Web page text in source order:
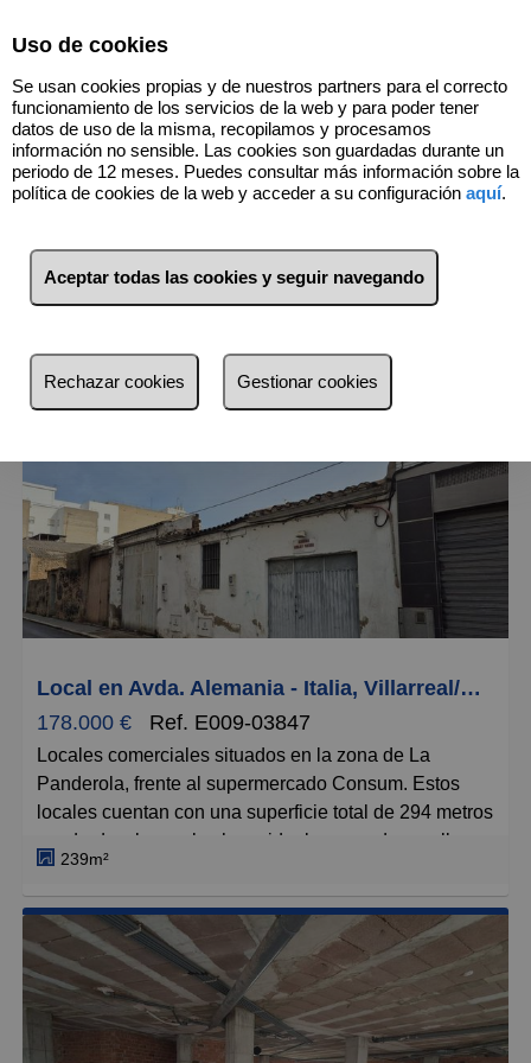
8 Inmuebles Villarreal/Vila/Real
(Castellón)
Lista Mapa Filtros
Menos reciente
Caros
Pequeños
Grandes
Local en Avda. Alemania - Italia, Villarreal/Vila-Real
178.000 €
Ref. E009-03847
Locales comerciales situados en la zona de La
Panderola, frente al supermercado Consum. Estos
locales cuentan con una superficie total de 294 metros
cuadrados, lo que los hace ideales para desarrollar
cualquier tipo de actividad comercial o incluso como
una posible inversión para la construcción de
viviendas. Están ubicados a tan solo 400 metros del
centro, lo que les otorga una excelente visibilidad y
accesibilidad. Además, se encuentran cerca de todo
tipo de servicios como colegios, supermercados y
más, lo que aumenta su atractivo tanto para negocios
239m²
Uso de cookies
Se usan cookies propias y de nuestros partners para el correcto
funcionamiento de los servicios de la web y para poder tener
datos de uso de la misma, recopilamos y procesamos
información no sensible. Las cookies son guardadas durante un
periodo de 12 meses. Puedes consultar más información sobre la
política de cookies de la web y acceder a su configuración aquí.
Aceptar todas las cookies y seguir navegando
Rechazar cookies Gestionar cookies